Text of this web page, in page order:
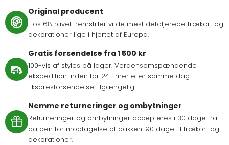
Original producent
Hos 68travel fremstiller vi de mest detaljerede trækort og
dekorationer lige i hjertet af Europa.
Gratis forsendelse fra 1 500 kr
100-vis af styles på lager. Verdensomspændende
ekspedition inden for 24 timer eller samme dag.
Ekspresforsendelse tilgængelig.
Nemme returneringer og ombytninger
Returneringer og ombytninger accepteres i 30 dage fra
datoen for modtagelse af pakken. 90 dage til trækort og
dekorationer.